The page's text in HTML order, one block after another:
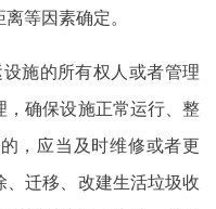
等因素确定。
施的所有权人或者管理
，确保设施正常运行、整
，应当及时维修或者更
迁移、改建生活垃圾收